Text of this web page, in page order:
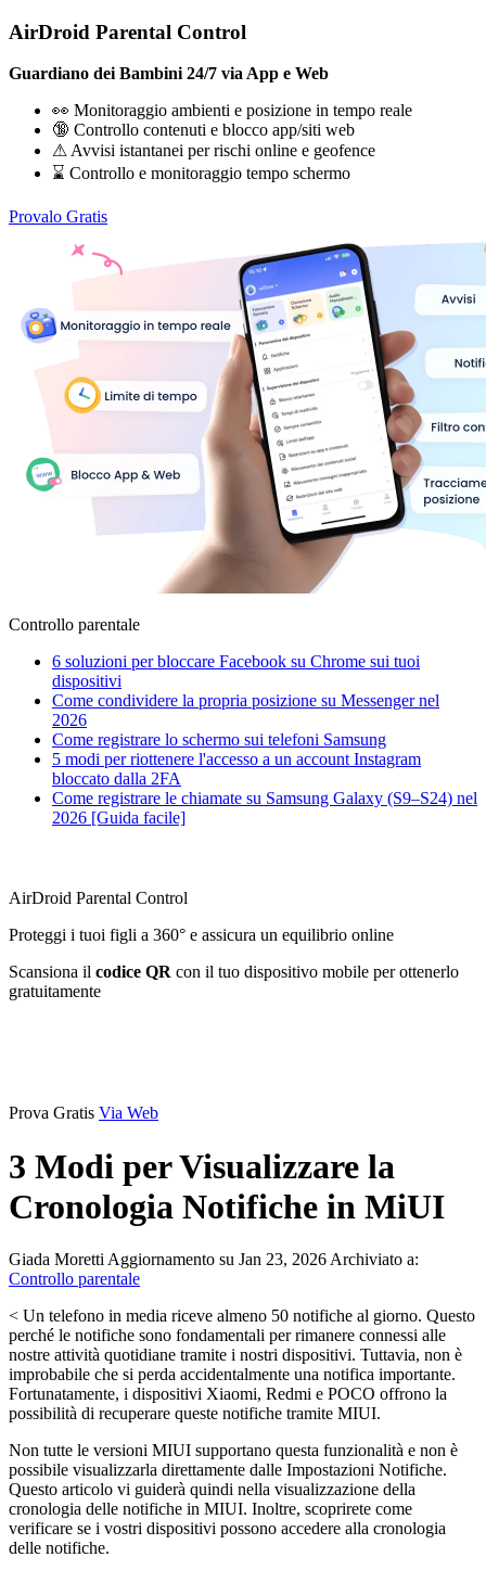
AirDroid Parental Control
Guardiano dei Bambini 24/7 via App e Web
👀 Monitoraggio ambienti e posizione in tempo reale
🔞 Controllo contenuti e blocco app/siti web
⚠ Avvisi istantanei per rischi online e geofence
⌛ Controllo e monitoraggio tempo schermo
Provalo Gratis
Controllo parentale
6 soluzioni per bloccare Facebook su Chrome sui tuoi
dispositivi
Come condividere la propria posizione su Messenger nel
2026
Come registrare lo schermo sui telefoni Samsung
5 modi per riottenere l'accesso a un account Instagram
bloccato dalla 2FA
Come registrare le chiamate su Samsung Galaxy (S9–S24) nel
2026 [Guida facile]
AirDroid Parental Control
Proteggi i tuoi figli a 360° e assicura un equilibrio online
Scansiona il codice QR con il tuo dispositivo mobile per ottenerlo
gratuitamente
Prova Gratis Via Web
3 Modi per Visualizzare la
Cronologia Notifiche in MiUI
Giada Moretti Aggiornamento su Jan 23, 2026 Archiviato a:
Controllo parentale
< Un telefono in media riceve almeno 50 notifiche al giorno. Questo
perché le notifiche sono fondamentali per rimanere connessi alle
nostre attività quotidiane tramite i nostri dispositivi. Tuttavia, non è
improbabile che si perda accidentalmente una notifica importante.
Fortunatamente, i dispositivi Xiaomi, Redmi e POCO offrono la
possibilità di recuperare queste notifiche tramite MIUI.
Non tutte le versioni MIUI supportano questa funzionalità e non è
possibile visualizzarla direttamente dalle Impostazioni Notifiche.
Questo articolo vi guiderà quindi nella visualizzazione della
cronologia delle notifiche in MIUI. Inoltre, scoprirete come
verificare se i vostri dispositivi possono accedere alla cronologia
delle notifiche.